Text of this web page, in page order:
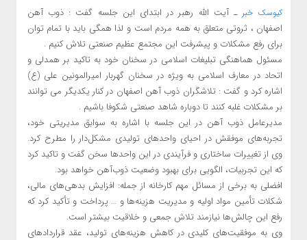
کیوسک خبرـ آیت الله رهبر در ابتدای این جلسه گفت : ذوب آهن
اصفهان ، ثروتی متعلق به همه مردم است و لذا همگی باید با تمام توان
برای رفع مشکلات و پیشرفت این مجتمع عظیم صنعتی تلاش کنیم .
مسئول هماهنگی تبلیغات اسلامی در سخنان خود به تاکید بر همدلی و
اتحاد در معارف اسلامی به ویژه در سخنان گهربار امیرالمونین علی (ع)
اشاره کرد و گفت : تلاشگران ذوب آهن اصفهان در کنار یکدیگر می توانند
بر مشکلات غلبه کنند تا دوباره شاهد صنعتی شکوفا باشیم .
مدیرعامل ذوب آهن در این جلسه با اشاره به سوابق مدیریتی خود،
تجربه‌های موفقش در احیای واحدهای تولیدی مشکل‌دار را مطرح کرد.
وی از تغییرات ساختاری و فرآیندی در این واحدها سخن گفت و تاکید کرد
که این تجربیات، الگویی برای بهبود وضعیت ذوب‌آهن خواهد بود.
افضلی به برخی از مسائل مهم کارخانه از جمله: افزایش بدهی‌های مالی،
شکلات تأمین مواد اولیه و مدیریت هزینه‌ها و … پرداخت و تأکید کرد که
رفع این چالش‌ها نیازمند تلاش جمعی و خلاقیت بیشتر است.
وی به موفقیت‌های کلیدی در کاهش هزینه‌های تولید، عقد قراردادهای